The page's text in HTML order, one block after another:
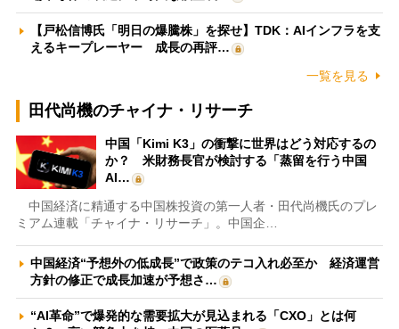
【戸松信博氏「明日の爆騰株」を探せ】TDK：AIインフラを支
えるキープレーヤー 成長の再評…
一覧を見る
田代尚機のチャイナ・リサーチ
中国「Kimi K3」の衝撃に世界はどう対応するの
か？ 米財務長官が検討する「蒸留を行う中国
AI…
中国経済に精通する中国株投資の第一人者・田代尚機氏のプレ
ミアム連載「チャイナ・リサーチ」。中国企…
中国経済“予想外の低成長”で政策のテコ入れ必至か 経済運営
方針の修正で成長加速が予想さ…
“AI革命”で爆発的な需要拡大が見込まれる「CXO」とは何